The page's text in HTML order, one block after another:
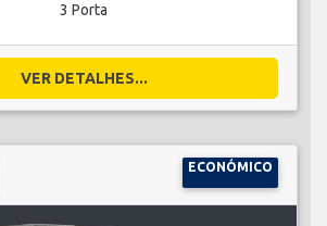
3 Porta
VER DETALHES...
ECONÓMICO